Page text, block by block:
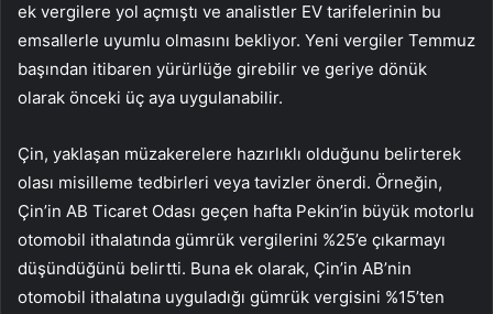
ek vergilere yol açmıştı ve analistler EV tarifelerinin bu
emsallerle uyumlu olmasını bekliyor. Yeni vergiler Temmuz
başından itibaren yürürlüğe girebilir ve geriye dönük
olarak önceki üç aya uygulanabilir.
Çin, yaklaşan müzakerelere hazırlıklı olduğunu belirterek
olası misilleme tedbirleri veya tavizler önerdi. Örneğin,
Çin’in AB Ticaret Odası geçen hafta Pekin’in büyük motorlu
otomobil ithalatında gümrük vergilerini %25’e çıkarmayı
düşündüğünü belirtti. Buna ek olarak, Çin’in AB’nin
otomobil ithalatına uyguladığı gümrük vergisini %15’ten